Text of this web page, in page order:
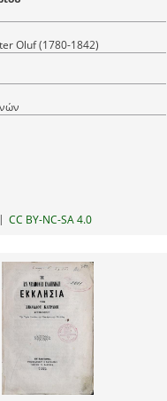
qui ont eu lieu en
Pausanias jusqu'a nos
en huit livraisons,
nombre de
inedits, &hellip;
Oluf (1780-1842)
| CC BY-NC-SA 4.0